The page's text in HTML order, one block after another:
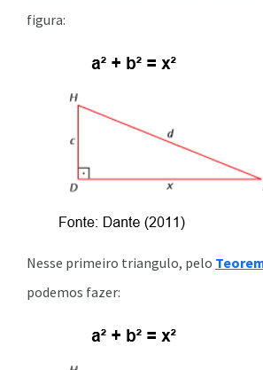
figura:
Nesse primeiro triangulo, pelo
podemos fazer: